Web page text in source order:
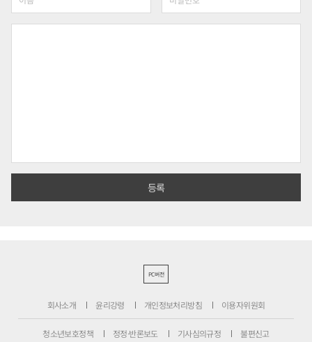
PC버전
회사소개 윤리강령 개인정보처리방침 이용자위원회
청소년보호정책 정정·반론보도 기사심의규정 불편신고